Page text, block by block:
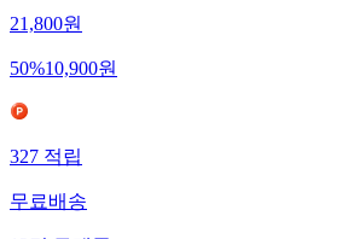
21,800원
50%10,900원
327적립
무료배송